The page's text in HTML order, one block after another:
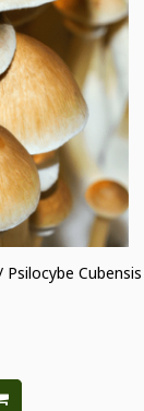
Cubensis